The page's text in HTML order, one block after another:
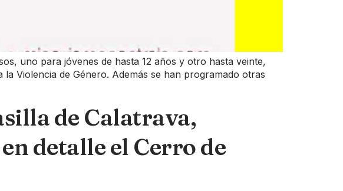
uno para jóvenes de hasta 12 años y otro hasta veinte,
Violencia de Género. Además se han programado otras
de Calatrava,
detalle el Cerro de